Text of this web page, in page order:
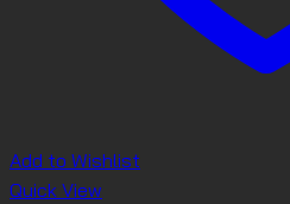
Add to Wishlist
Quick View